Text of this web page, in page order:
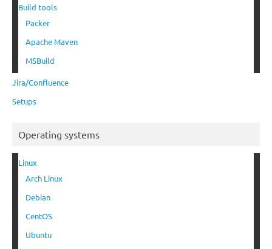
Build tools
Packer
Apache Maven
MSBuild
Jira/Confluence
Setups
Operating systems
Linux
Arch Linux
Debian
CentOS
Ubuntu